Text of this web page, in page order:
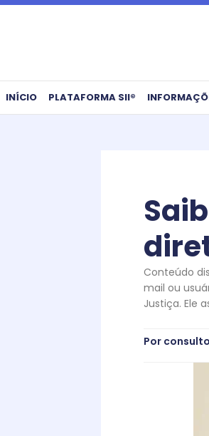
Ir
INÍCIO PLATAFORMA SII®
Conteúdo
mail ou
Justiça. Ele
Por